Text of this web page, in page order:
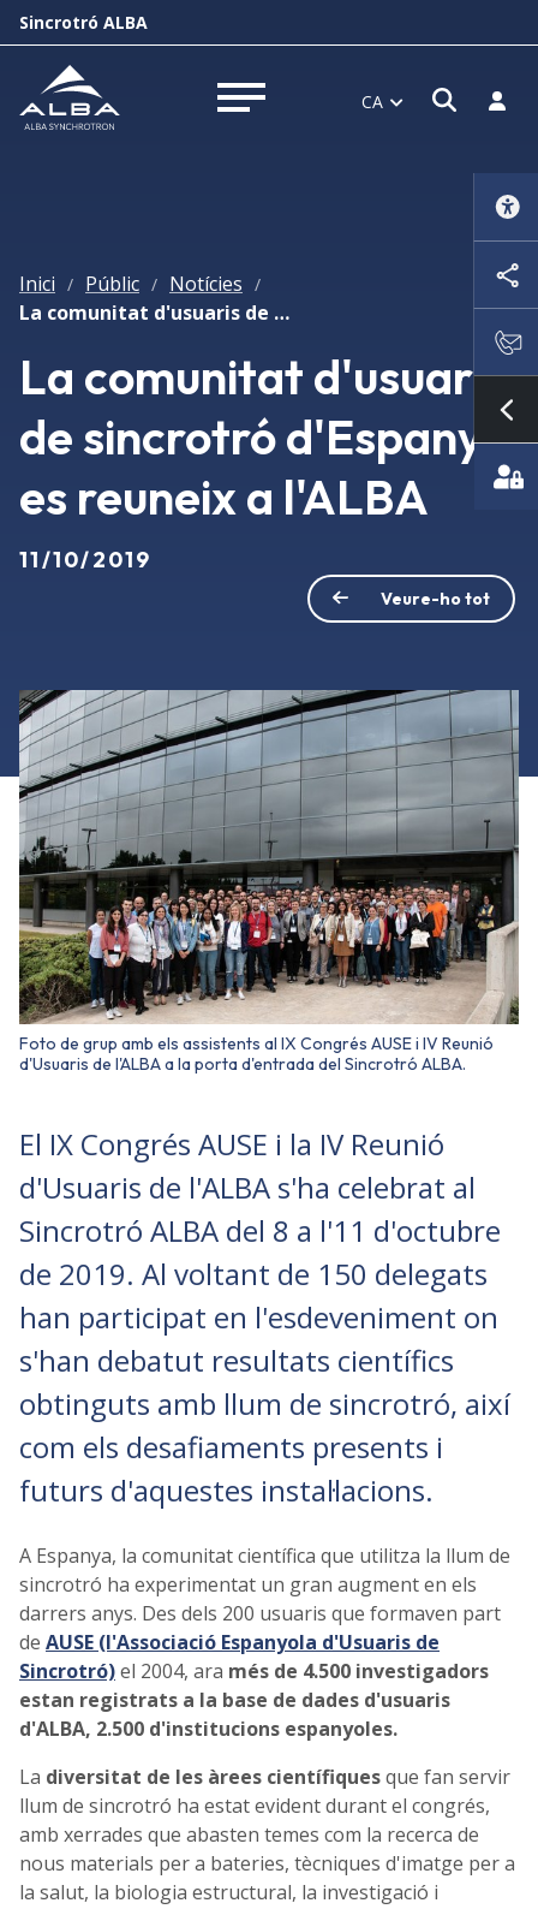
Sincrotró ALBA
Obrir menú CA Obrir
Inici / Públic / Notícies /
La comunitat d'usuaris de sincrotró d'Espanya es reuneix a l'ALBA
La comunitat d'usuaris
de sincrotró d'Espanya
es reuneix a l'ALBA
11/10/2019
Veure-ho tot
Foto de grup amb els assistents al IX Congrés AUSE i IV Reunió
d'Usuaris de l'ALBA a la porta d'entrada del Sincrotró ALBA.
El IX Congrés AUSE i la IV Reunió
d'Usuaris de l'ALBA s'ha celebrat al
Sincrotró ALBA del 8 a l'11 d'octubre
de 2019. Al voltant de 150 delegats
han participat en l'esdeveniment on
s'han debatut resultats científics
obtinguts amb llum de sincrotró, així
com els desafiaments presents i
futurs d'aquestes instal·lacions.
A Espanya, la comunitat científica que utilitza la llum de
sincrotró ha experimentat un gran augment en els
darrers anys. Des dels 200 usuaris que formaven part
de AUSE (l'Associació Espanyola d'Usuaris de
Sincrotró)el 2004, ara més de 4.500 investigadors
estan registrats a la base de dades d'usuaris
d'ALBA, 2.500 d'institucions espanyoles.
La diversitat de les àrees científiquesque fan servir
llum de sincrotró ha estat evident durant el congrés,
amb xerrades que abasten temes com la recerca de
nous materials per a bateries, tècniques d'imatge per a
la salut, la biologia estructural, la investigació i